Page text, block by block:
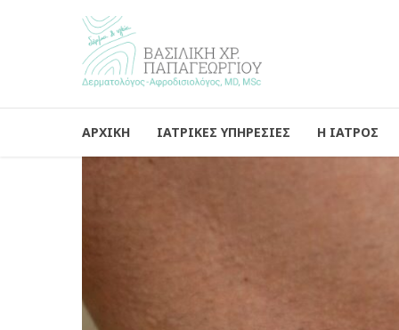
ΑΡΧΙΚΗ ΙΑΤΡΙΚΕΣ ΥΠΗΡΕΣΙΕΣ Η ΙΑΤΡΟΣ